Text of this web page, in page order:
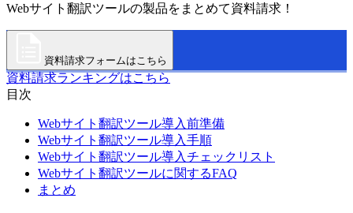
Webサイト翻訳ツールの製品をまとめて資料請求！
資料請求フォームはこちら
資料請求ランキングはこちら
目次
Webサイト翻訳ツール導入前準備
Webサイト翻訳ツール導入手順
Webサイト翻訳ツール導入チェックリスト
Webサイト翻訳ツールに関するFAQ
まとめ